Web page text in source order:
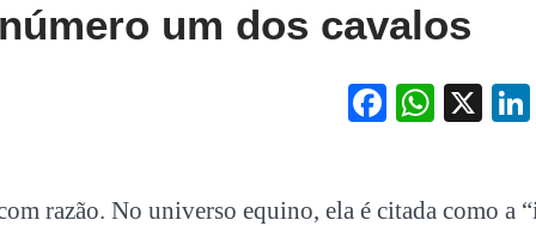
um dos cavalos
X
razão. No universo equino, ela é citada como a